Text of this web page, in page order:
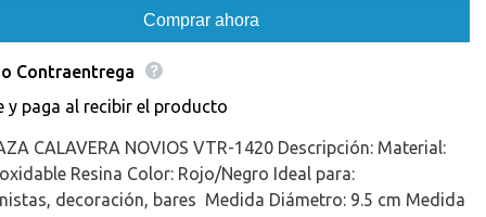
Comprar ahora
Contraentrega
y paga al recibir el producto
CALAVERA NOVIOS VTR-1420 Descripción: Material:
Resina Color: Rojo/Negro Ideal para:
decoración, bares Medida Diámetro: 9.5 cm Medida